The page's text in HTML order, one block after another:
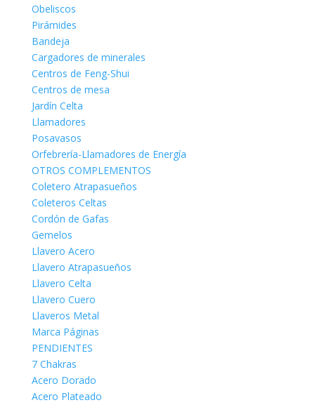
Obeliscos
Pirámides
Bandeja
Cargadores de minerales
Centros de Feng-Shui
Centros de mesa
Jardín Celta
Llamadores
Posavasos
Orfebrería-Llamadores de Energía
OTROS COMPLEMENTOS
Coletero Atrapasueños
Coleteros Celtas
Cordón de Gafas
Gemelos
Llavero Acero
Llavero Atrapasueños
Llavero Celta
Llavero Cuero
Llaveros Metal
Marca Páginas
PENDIENTES
7 Chakras
Acero Dorado
Acero Plateado